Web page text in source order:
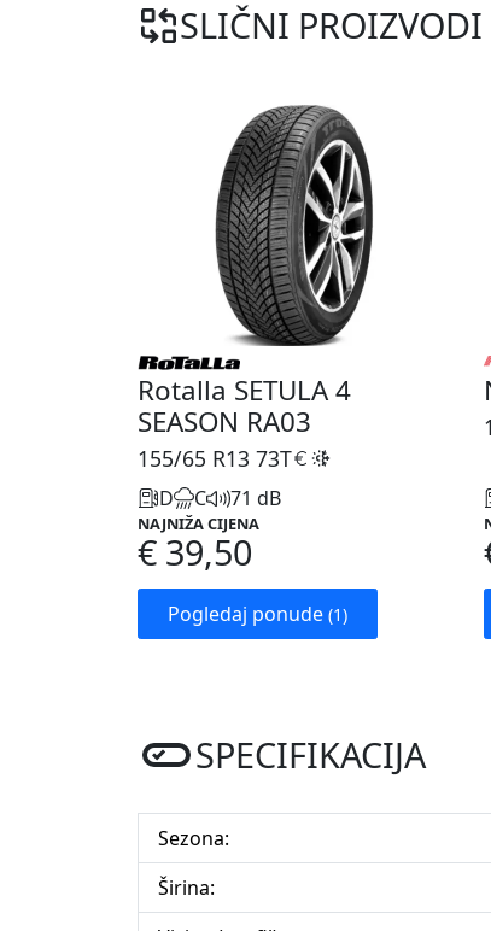
SLIČNI PROIZVODI
Rotalla SETULA 4
SEASON RA03
155/65 R13 73T
D C 71 dB
NAJNIŽA CIJENA
€ 39,50
Pogledaj ponude (1)
SPECIFIKACIJA
Sezona:
Širina: